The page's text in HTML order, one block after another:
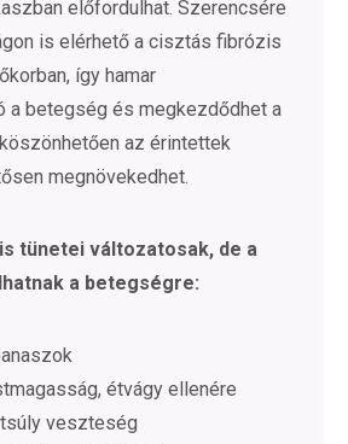
előfordulhat. Szerencsére
is elérhető a cisztás fibrózis
így hamar
a betegség és megkezdődhet a
az érintettek
megnövekedhet.
tünetei változatosak, de a
a betegségre:
étvágy ellenére
veszteség